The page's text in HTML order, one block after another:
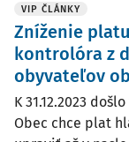
VIP ČLÁNKY
Zníženie
kontrolóra z
obyvateľov
K 31.12.2023
Obec chce plat